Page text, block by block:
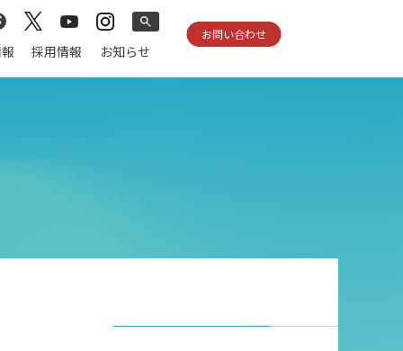
採用情報 お知らせ
お問い合わせ